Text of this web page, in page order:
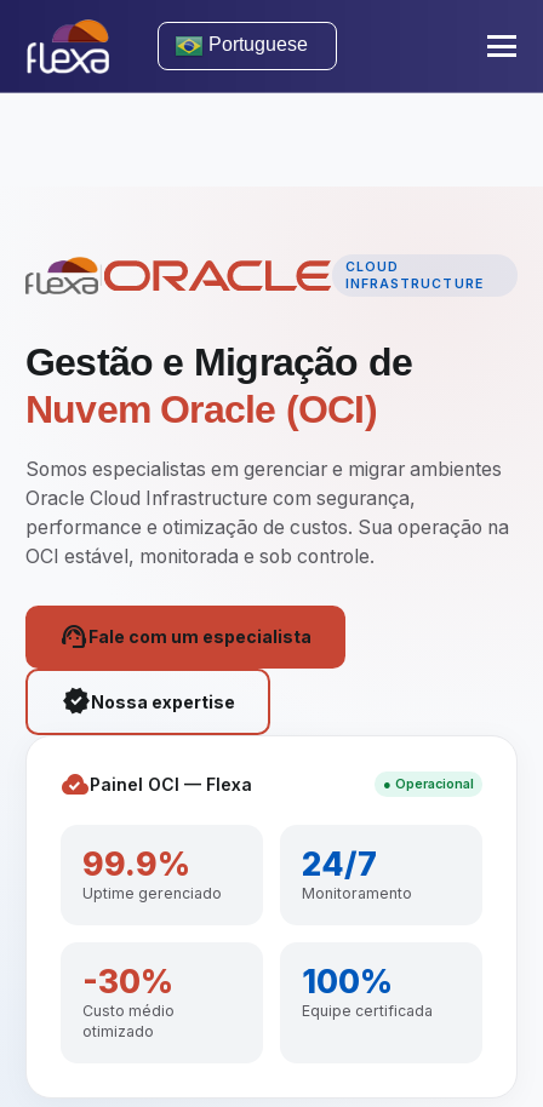
Portuguese
CLOUD
INFRASTRUCTURE
Gestão e Migração de
Nuvem Oracle (OCI)
Somos especialistas em gerenciar e migrar ambientes
Oracle Cloud Infrastructure com segurança,
performance e otimização de custos. Sua operação na
OCI estável, monitorada e sob controle.
support_agentFale com um especialista
verifiedNossa expertise
cloud_donePainel OCI — Flexa ● Operacional
99.9%
Uptime gerenciado
24/7
Monitoramento
-30%
Custo médio
otimizado
100%
Equipe certificada